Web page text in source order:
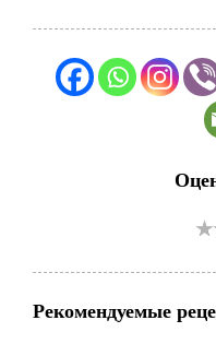
Рекомендуемые